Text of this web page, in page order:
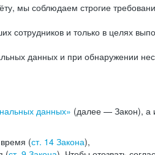
мы соблюдаем строгие
сотрудников и только в целях
данных и при обнаружении
данных» (далее — Закон), а
(ст. 14 Закона),